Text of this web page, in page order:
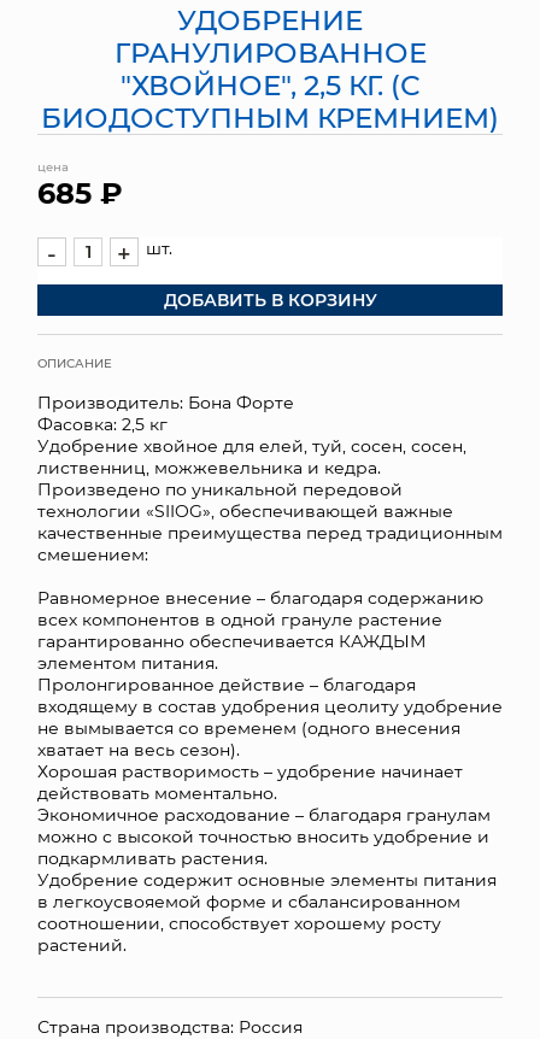
СУНДУКИ
ИСКУССТВЕННЫЕ ЦВЕТЫ
ОПТОВЫМ КЛИЕНТАМ
УДОБРЕНИЕ
ГРАНУЛИРОВАННОЕ
"ХВОЙНОЕ", 2,5 КГ. (С
БИОДОСТУПНЫМ КРЕМНИЕМ)
цена
685 ₽
- + шт.
ДОБАВИТЬ В КОРЗИНУ
ОПИСАНИЕ
Производитель: Бона Форте
Фасовка: 2,5 кг
Удобрение хвойное для елей, туй, сосен, сосен,
лиственниц, можжевельника и кедра.
Произведено по уникальной передовой
технологии «SIIOG», обеспечивающей важные
качественные преимущества перед традиционным
смешением:
Равномерное внесение – благодаря содержанию
всех компонентов в одной грануле растение
гарантированно обеспечивается КАЖДЫМ
элементом питания.
Пролонгированное действие – благодаря
входящему в состав удобрения цеолиту удобрение
не вымывается со временем (одного внесения
хватает на весь сезон).
Хорошая растворимость – удобрение начинает
действовать моментально.
Экономичное расходование – благодаря гранулам
можно с высокой точностью вносить удобрение и
подкармливать растения.
Удобрение содержит основные элементы питания
в легкоусвояемой форме и сбалансированном
соотношении, способствует хорошему росту
растений.
Страна производства: Россия